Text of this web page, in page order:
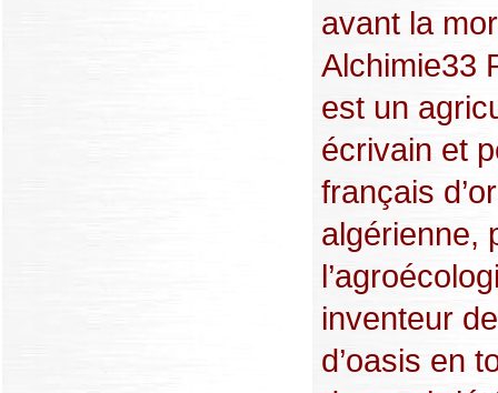
avant la
Alchimie33
est un
écrivain et
français
algérienne,
inventeur
d’oasis en